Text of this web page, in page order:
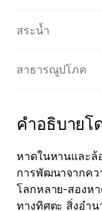
สระน้ำ
สาธารณูปโภค
คําอธิบายโ
หาดในหานและล้
การพัฒนาจากคว
โลกหลาย-สองห
ทางทิศตะ สิ่งอำน